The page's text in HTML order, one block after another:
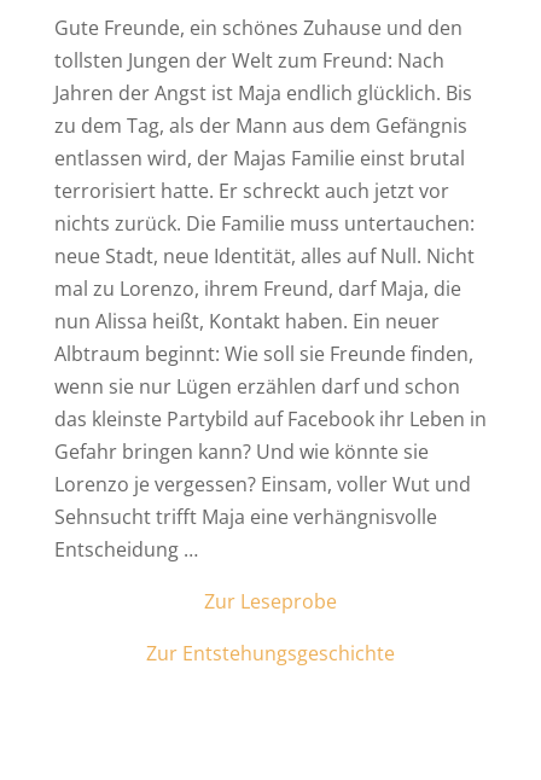
Gute Freunde, ein schönes Zuhause und den
tollsten Jungen der Welt zum Freund: Nach
Jahren der Angst ist Maja endlich glücklich. Bis
zu dem Tag, als der Mann aus dem Gefängnis
entlassen wird, der Majas Familie einst brutal
terrorisiert hatte. Er schreckt auch jetzt vor
nichts zurück. Die Familie muss untertauchen:
neue Stadt, neue Identität, alles auf Null. Nicht
mal zu Lorenzo, ihrem Freund, darf Maja, die
nun Alissa heißt, Kontakt haben. Ein neuer
Albtraum beginnt: Wie soll sie Freunde finden,
wenn sie nur Lügen erzählen darf und schon
das kleinste Partybild auf Facebook ihr Leben in
Gefahr bringen kann? Und wie könnte sie
Lorenzo je vergessen? Einsam, voller Wut und
Sehnsucht trifft Maja eine verhängnisvolle
Entscheidung …
Zur Leseprobe
Zur Entstehungsgeschichte